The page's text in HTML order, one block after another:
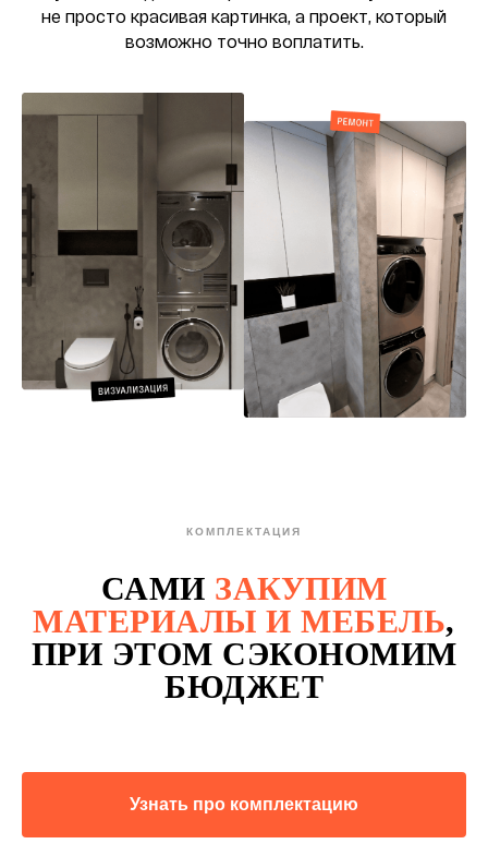
не просто красивая картинка, а проект, который
возможно точно воплатить.
КОМПЛЕКТАЦИЯ
САМИ ЗАКУПИМ
МАТЕРИАЛЫ И МЕБЕЛЬ,
ПРИ ЭТОМ СЭКОНОМИМ
БЮДЖЕТ
Узнать про комплектацию